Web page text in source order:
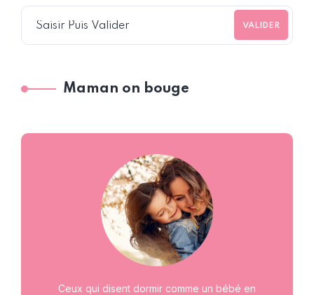
VALIDER
Maman on bouge
Ceux qui disent dormir comme un bébé en